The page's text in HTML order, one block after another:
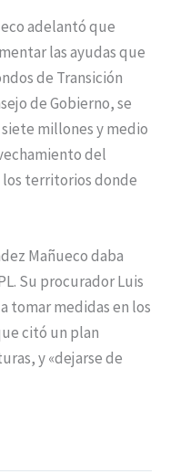
adelantó que
las ayudas que
de Transición
de Gobierno, se
millones y medio
del
territorios donde
Mañueco daba
Su procurador Luis
tomar medidas en los
citó un plan
y «dejarse de